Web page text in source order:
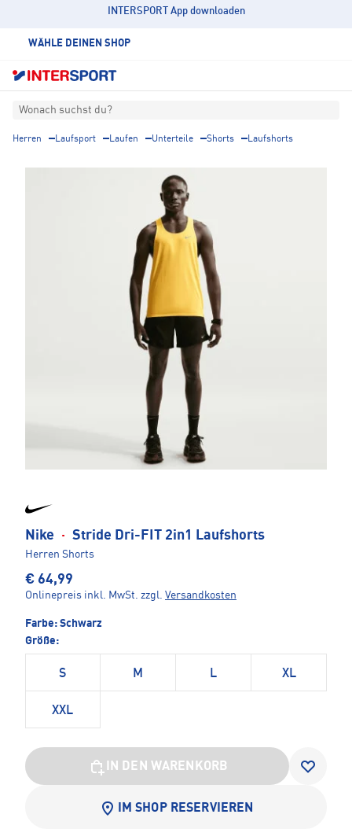
INTERSPORT App downloaden
WÄHLE DEINEN SHOP
Wonach suchst du?
Herren Laufsport Laufen Unterteile Shorts Laufshorts
Nike · Stride Dri-FIT 2in1 Laufshorts
Herren Shorts
€ 64,99
Onlinepreis inkl. MwSt. zzgl. Versandkosten
Farbe: Schwarz
Größe:
S M L XL
XXL
IN DEN WARENKORB
IM SHOP RESERVIEREN